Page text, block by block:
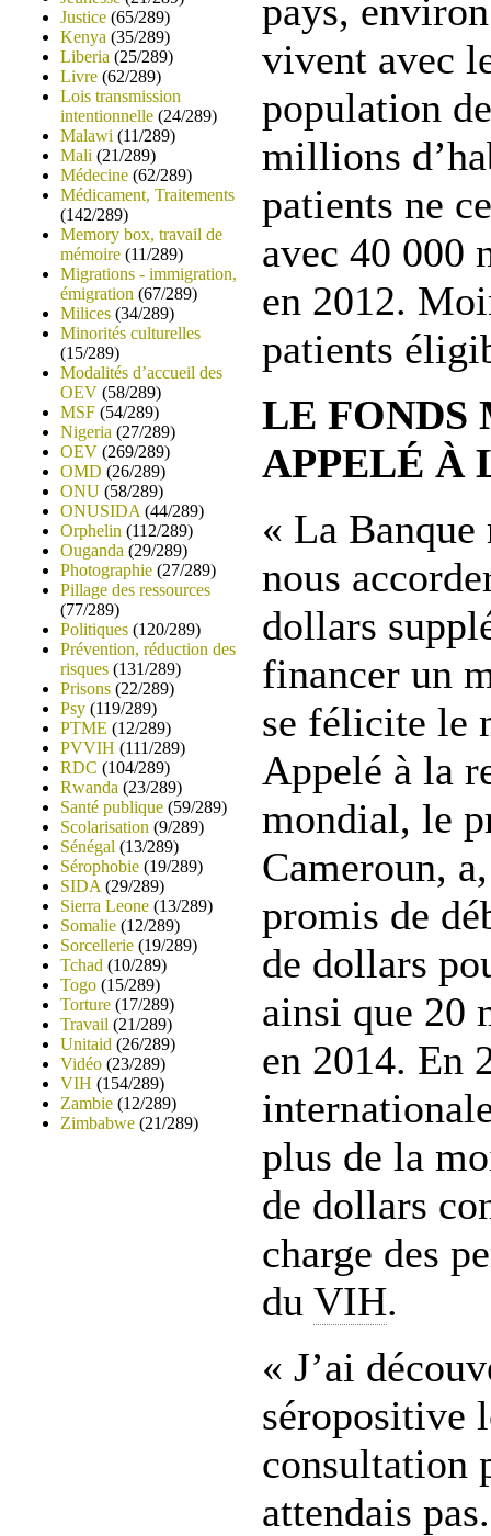
Justice (65/289)
Kenya (35/289)
Liberia (25/289)
Livre (62/289)
Lois transmission
intentionnelle (24/289)
Malawi (11/289)
Mali (21/289)
Médecine (62/289)
Médicament, Traitements
(142/289)
Memory box, travail de
mémoire (11/289)
Migrations - immigration,
émigration (67/289)
Milices (34/289)
Minorités culturelles
(15/289)
Modalités d’accueil des
OEV (58/289)
MSF (54/289)
Nigeria (27/289)
OEV (269/289)
OMD (26/289)
ONU (58/289)
ONUSIDA (44/289)
Orphelin (112/289)
Ouganda (29/289)
Photographie (27/289)
Pillage des ressources
(77/289)
Politiques (120/289)
Prévention, réduction des
risques (131/289)
Prisons (22/289)
Psy (119/289)
PTME (12/289)
PVVIH (111/289)
RDC (104/289)
Rwanda (23/289)
Santé publique (59/289)
Scolarisation (9/289)
Sénégal (13/289)
Sérophobie (19/289)
SIDA (29/289)
Sierra Leone (13/289)
Somalie (12/289)
Sorcellerie (19/289)
Tchad (10/289)
Togo (15/289)
Torture (17/289)
Travail (21/289)
Unitaid (26/289)
Vidéo (23/289)
VIH (154/289)
Zambie (12/289)
Zimbabwe (21/289)
pays,
vivent avec
population
millions
patients ne
avec 40 000
en 2012.
patients
LE FONDS
APPELÉ À
« La
nous
dollars
financer un
se félicite le
Appelé à la
mondial, le
Cameroun,
promis de
de dollars
ainsi que 20
en 2014. En
plus de la
de dollars
charge des
du VIH.
« J’ai
séropositive
consultation
attendais